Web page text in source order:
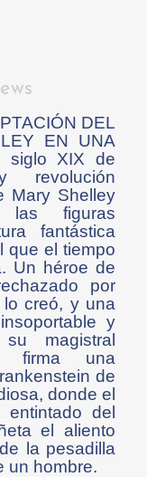
DEL
EN UNA
siglo XIX de
revolución
Mary Shelley
figuras
fantástica
que el tiempo
Un héroe de
por
creó, y una
y
magistral
firma una
de
donde el
del
el aliento
la pesadilla
un hombre.